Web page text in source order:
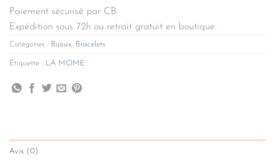
Paiement sécurisé par CB.
Expédition sous 72h ou retrait gratuit en boutique.
Catégories : Bijoux, Bracelets
Étiquette : LA MOME
Avis (0)